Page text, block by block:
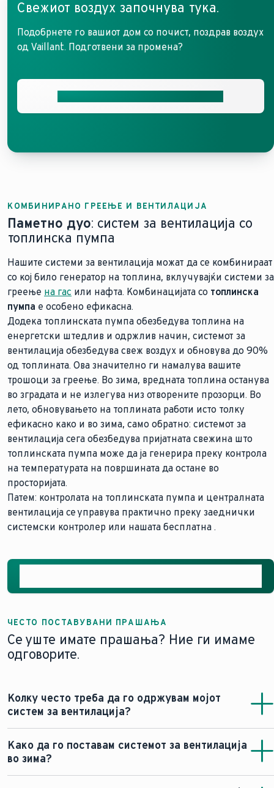
Централниот систем за вентилација со
Свежиот воздух започнува тука.
Подобрнете го вашиот дом со почист, поздрав воздух
од Vaillant. Подготвени за промена?
КОМБИНИРАНО ГРЕЕЊЕ И ВЕНТИЛАЦИЈА
Паметно дуо: систем за вентилација со
топлинска пумпа
Нашите системи за вентилација можат да се комбинираат
со кој било генератор на топлина, вклучувајќи системи за
греење на гас или нафта. Комбинацијата со топлинска
пумпа е особено ефикасна.
Додека топлинската пумпа обезбедува топлина на
енергетски штедлив и одржлив начин, системот за
вентилација обезбедува свеж воздух и обновува до 90%
од топлината. Ова значително ги намалува вашите
трошоци за греење. Во зима, вредната топлина останува
во зградата и не излегува низ отворените прозорци. Во
лето, обновувањето на топлината работи исто толку
ефикасно како и во зима, само обратно: системот за
вентилација сега обезбедува пријатната свежина што
топлинската пумпа може да ја генерира преку контрола
на температурата на површината да остане во
просторијата.
Патем: контролата на топлинската пумпа и централната
вентилација се управува практично преку заеднички
системски контролер или нашата бесплатна .
ЧЕСТО ПОСТАВУВАНИ ПРАШАЊА
Се уште имате прашања? Ние ги имаме
одговорите.
Колку често треба да го одржувам мојот
систем за вентилација?
да се сервисира приближно на секои 2 години.
Исто така е особено важно редовно да ги проверувате
и менуватефилтрите, што можете да го направите
Како да го поставам системот за вентилација
во зима?